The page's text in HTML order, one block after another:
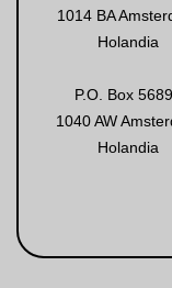
1014 BA
Holandia
P.O. Box
1040 AW
Holandia